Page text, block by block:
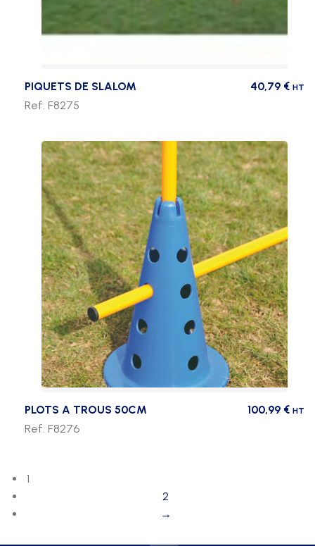
PIQUETS DE SLALOM 40,79 € HT
Ref. F8275
PLOTS A TROUS 50CM 100,99 € HT
Ref. F8276
1
2
→